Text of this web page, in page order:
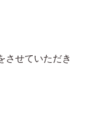
させていただき